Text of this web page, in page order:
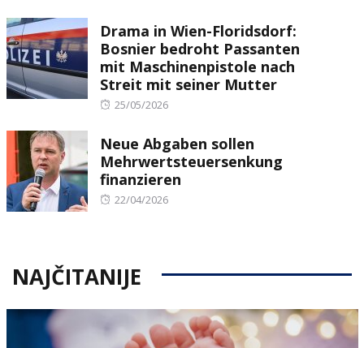
Drama in Wien-Floridsdorf:
Bosnier bedroht Passanten
mit Maschinenpistole nach
Streit mit seiner Mutter
Posted
25/05/2026
Neue Abgaben sollen
Mehrwertsteuersenkung
finanzieren
Posted
22/04/2026
NAJČITANIJE